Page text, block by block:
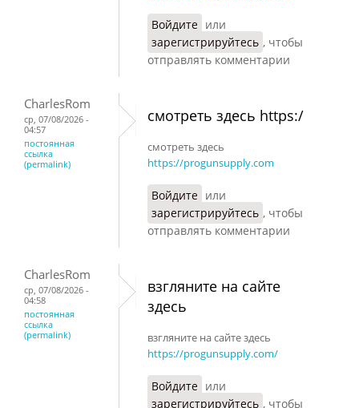
Войдите или
зарегистрируйтесь , чтобы
отправлять комментарии
CharlesRom
ср, 07/08/2026 -
04:57
постоянная
ссылка
(permalink)
смотреть здесь https:/
смотреть здесь
https://progunsupply.com
Войдите или
зарегистрируйтесь , чтобы
отправлять комментарии
CharlesRom
ср, 07/08/2026 -
04:58
постоянная
ссылка
(permalink)
взгляните на сайте
здесь
взгляните на сайте здесь
https://progunsupply.com/
Войдите или
зарегистрируйтесь , чтобы